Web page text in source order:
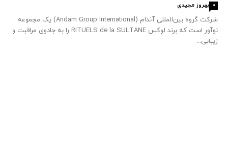
بهروز مجیدی 0
شرکت گروه بین‌المللی آندام (Andam Group International) یک مجموعه
نوآور است که برند لوکس RITUELS de la SULTANE را به جادوی مراقبت و
زیبایی...